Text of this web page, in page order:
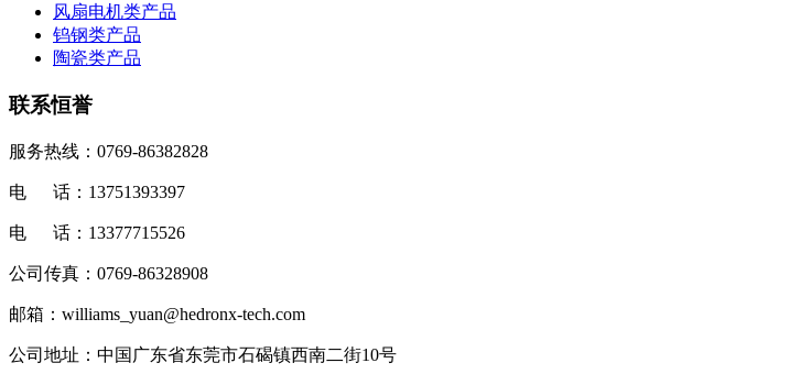
风扇电机类产品
钨钢类产品
陶瓷类产品
联系恒誉
服务热线：0769-86382828
电 话：13751393397
电 话：13377715526
公司传真：0769-86328908
邮箱：williams_yuan@hedronx-tech.com
公司地址：中国广东省东莞市石碣镇西南二街10号